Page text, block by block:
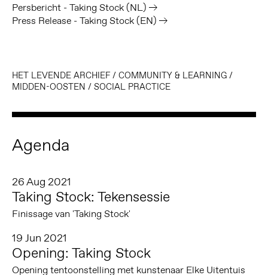
Persbericht - Taking Stock (NL)
Press Release - Taking Stock (EN)
HET LEVENDE ARCHIEF/ COMMUNITY & LEARNING/
MIDDEN-OOSTEN / SOCIAL PRACTICE
Agenda
26 Aug 2021
Taking Stock: Tekensessie
Finissage van 'Taking Stock'
19 Jun 2021
Opening: Taking Stock
Opening tentoonstelling met kunstenaar Elke Uitentuis